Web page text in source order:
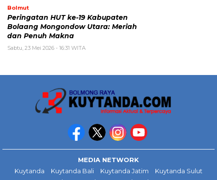
Bolmut
Peringatan HUT ke-19 Kabupaten
Bolaang Mongondow Utara: Meriah
dan Penuh Makna
Sabtu, 23 Mei 2026 - 16:31 WITA
MEDIA NETWORK
Kuytanda
Kuytanda Bali Kuytanda Jatim
Kuytanda Sulut